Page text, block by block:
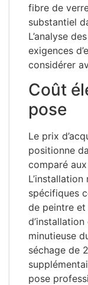
fibre de
substantiel
L’analyse
exigences
considérer
Coût
pose
Le prix
positionne
comparé
spécifiques
de peintre et
minutieuse
séchage de
pose